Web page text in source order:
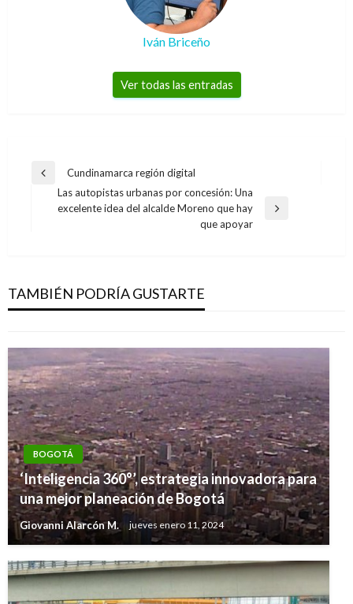
Iván Briceño
Ver todas las entradas
Navegación
entradas
Entrada
anterior
Cundinamarca región digital
Entrada
Las autopistas urbanas por concesión: Una
excelente idea del alcalde Moreno que hay
que apoyar
TAMBIÉN PODRÍA GUSTARTE
mujeres protegidas»
Manuel Reyes Beltran sábado diciembre 9, 2017
BOGOTÁ
‘Inteligencia 360°’, estrategia innovadora para
una mejor planeación de Bogotá
Giovanni Alarcón M. jueves enero 11, 2024